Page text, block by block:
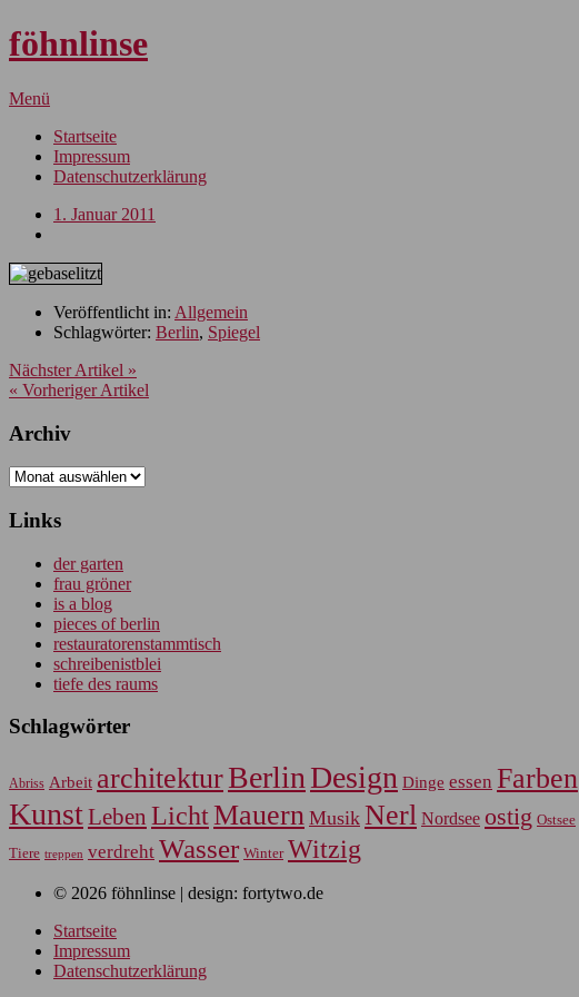
föhnlinse
Menü
Startseite
Impressum
Datenschutzerklärung
1. Januar 2011
Veröffentlicht in: Allgemein
Schlagwörter: Berlin, Spiegel
Nächster Artikel »
« Vorheriger Artikel
Archiv
Archiv
Links
der garten
frau gröner
is a blog
pieces of berlin
restauratorenstammtisch
schreibenistblei
tiefe des raums
Schlagwörter
Abriss Arbeit architekturBerlin Design Dinge essen Farben
KunstLeben LichtMauern Musik Nerl Nordsee ostig Ostsee
Tiere treppen verdreht Wasser Winter Witzig
© 2026 föhnlinse | design: fortytwo.de
Startseite
Impressum
Datenschutzerklärung